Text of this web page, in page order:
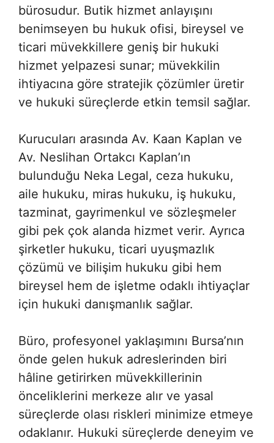
bürosudur. Butik hizmet anlayışını
benimseyen bu hukuk ofisi, bireysel ve
ticari müvekkillere geniş bir hukuki
hizmet yelpazesi sunar; müvekkilin
ihtiyacına göre stratejik çözümler üretir
ve hukuki süreçlerde etkin temsil sağlar.
Kurucuları arasında Av. Kaan Kaplan ve
Av. Neslihan Ortakcı Kaplan’ın
bulunduğu Neka Legal, ceza hukuku,
aile hukuku, miras hukuku, iş hukuku,
tazminat, gayrimenkul ve sözleşmeler
gibi pek çok alanda hizmet verir. Ayrıca
şirketler hukuku, ticari uyuşmazlık
çözümü ve bilişim hukuku gibi hem
bireysel hem de işletme odaklı ihtiyaçlar
için hukuki danışmanlık sağlar.
Büro, profesyonel yaklaşımını Bursa’nın
önde gelen hukuk adreslerinden biri
hâline getirirken müvekkillerinin
önceliklerini merkeze alır ve yasal
süreçlerde olası riskleri minimize etmeye
odaklanır. Hukuki süreçlerde deneyim ve